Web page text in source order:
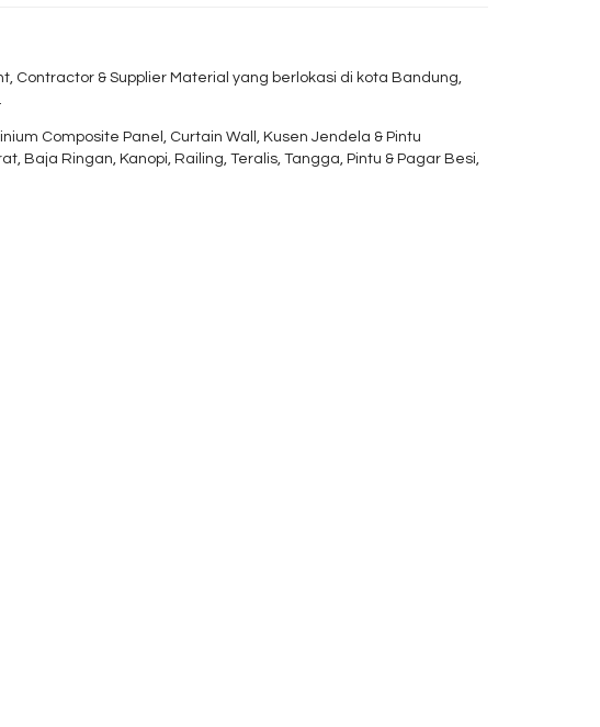
& Supplier Material yang berlokasi di kota Bandung,
Composite Panel, Curtain Wall, Kusen Jendela & Pintu
Baja Ringan, Kanopi, Railing, Teralis, Tangga, Pintu & Pagar Besi,